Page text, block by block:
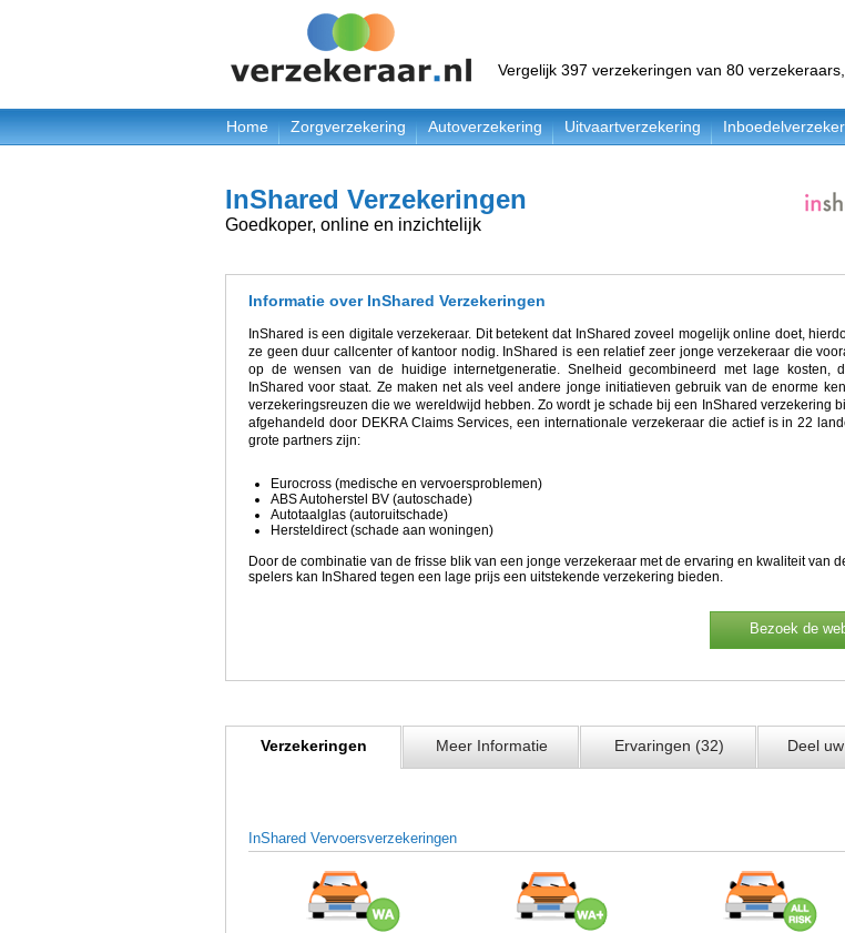
Vergelijk 397 verzekeringen van 80 verzekeraars,
Home Zorgverzekering Autoverzekering Uitvaartverzekering
InShared Verzekeringen
Goedkoper, online en inzichtelijk
Informatie over InShared Verzekeringen
InShared is een digitale verzekeraar. Dit betekent dat InShared zoveel mogelijk online doet,
ze geen duur callcenter of kantoor nodig. InShared is een relatief zeer jonge verzekeraar die
op de wensen van de huidige internetgeneratie. Snelheid gecombineerd met lage kosten,
InShared voor staat. Ze maken net als veel andere jonge initiatieven gebruik van de enorme
verzekeringsreuzen die we wereldwijd hebben. Zo wordt je schade bij een InShared verzekering
afgehandeld door DEKRA Claims Services, een internationale verzekeraar die actief is in 22
grote partners zijn:
Eurocross (medische en vervoersproblemen)
ABS Autoherstel BV (autoschade)
Autotaalglas (autoruitschade)
Hersteldirect (schade aan woningen)
Door de combinatie van de frisse blik van een jonge verzekeraar met de ervaring en kwaliteit van
spelers kan InShared tegen een lage prijs een uitstekende verzekering bieden.
Bezoek de
Verzekeringen Meer Informatie Ervaringen (32) Deel
InShared Vervoersverzekeringen